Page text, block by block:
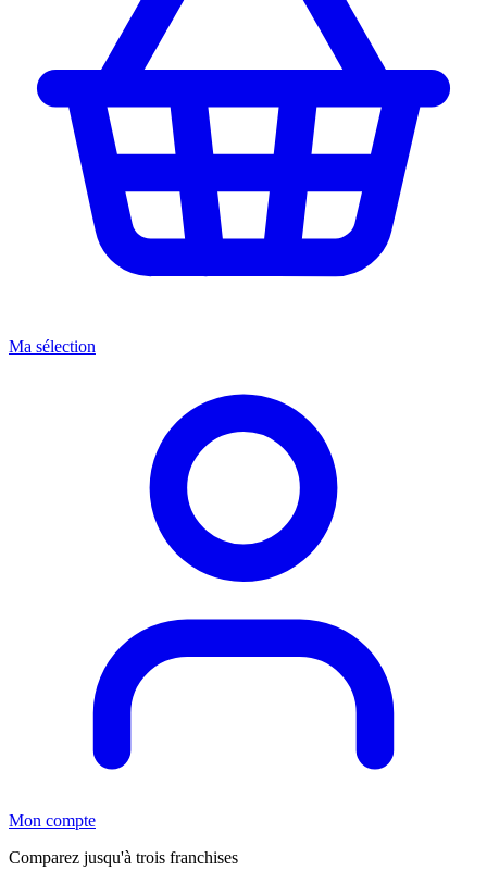
Ma sélection
Mon compte
Comparez jusqu'à trois franchises